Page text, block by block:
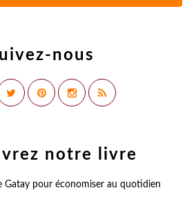
nous
notre livre